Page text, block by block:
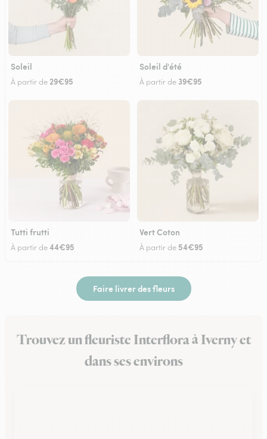
Soleil
À partir de29€95
Soleil d'été
À partir de 39€95
Tutti frutti
À partir de44€95
Vert Coton
À partir de 54€95
Faire livrer des fleurs
Trouvez un fleuriste Interflora à Iverny et
dans ses environs